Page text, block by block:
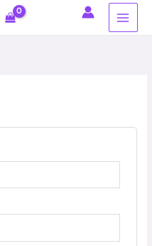
Обязательно